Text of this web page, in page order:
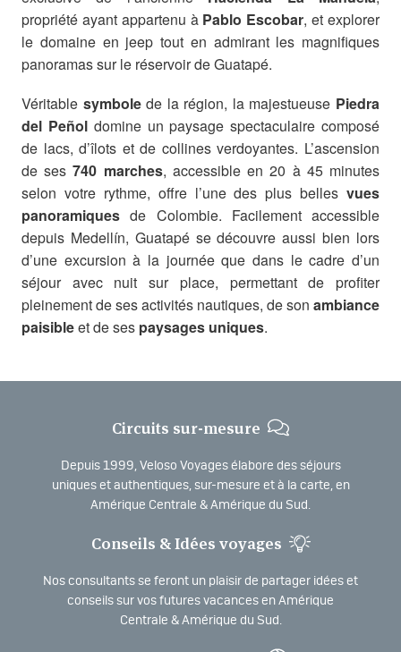
propriété ayant appartenu à Pablo Escobar, et explorer
le domaine en jeep tout en admirant les magnifiques
panoramas sur le réservoir de Guatapé.
Véritable symbolede la région, la majestueuse Piedra
del Peñoldomine un paysage spectaculaire composé
de lacs, d’îlots et de collines verdoyantes. L’ascension
de ses 740 marches, accessible en 20 à 45 minutes
selon votre rythme, offre l’une des plus belles vues
panoramiques de Colombie. Facilement accessible
depuis Medellín, Guatapé se découvre aussi bien lors
d’une excursion à la journée que dans le cadre d’un
séjour avec nuit sur place, permettant de profiter
pleinement de ses activités nautiques, de son ambiance
paisibleet de ses paysages uniques.
Circuits sur-mesure
Depuis 1999, Veloso Voyages élabore des séjours
uniques et authentiques, sur-mesure et à la carte, en
Amérique Centrale & Amérique du Sud.
Conseils & Idées voyages
Nos consultants se feront un plaisir de partager idées et
conseils sur vos futures vacances en Amérique
Centrale & Amérique du Sud.